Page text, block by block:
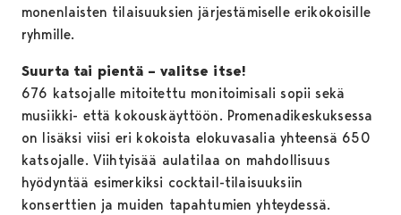
monenlaisten tilaisuuksien järjestämiselle erikokoisille
ryhmille.
Suurta tai pientä – valitse itse!
676 katsojalle mitoitettu monitoimisali sopii sekä
musiikki- että kokouskäyttöön. Promenadikeskuksessa
on lisäksi viisi eri kokoista elokuvasalia yhteensä 650
katsojalle. Viihtyisää aulatilaa on mahdollisuus
hyödyntää esimerkiksi cocktail-tilaisuuksiin
konserttien ja muiden tapahtumien yhteydessä.